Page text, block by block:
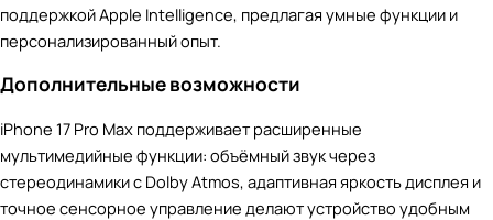
поддержкой Apple Intelligence, предлагая умные функции и
персонализированный опыт.
Дополнительные возможности
iPhone 17 Pro Max поддерживает расширенные
мультимедийные функции: объёмный звук через
стереодинамики с Dolby Atmos, адаптивная яркость дисплея и
точное сенсорное управление делают устройство удобным